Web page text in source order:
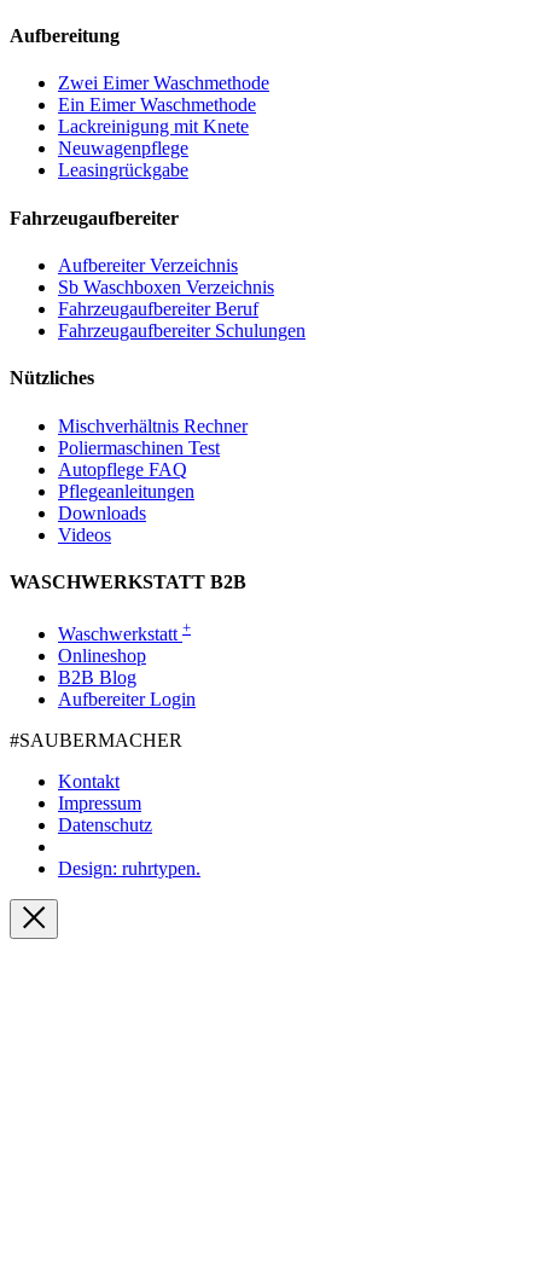
Aufbereitung
Zwei Eimer Waschmethode
Ein Eimer Waschmethode
Lackreinigung mit Knete
Neuwagenpflege
Leasingrückgabe
Fahrzeugaufbereiter
Aufbereiter Verzeichnis
Sb Waschboxen Verzeichnis
Fahrzeugaufbereiter Beruf
Fahrzeugaufbereiter Schulungen
Nützliches
Mischverhältnis Rechner
Poliermaschinen Test
Autopflege FAQ
Pflegeanleitungen
Downloads
Videos
WASCHWERKSTATT B2B
Waschwerkstatt +
Onlineshop
B2B Blog
Aufbereiter Login
#SAUBER­MACHER
Kontakt
Impressum
Datenschutz
Design: ruhrtypen.